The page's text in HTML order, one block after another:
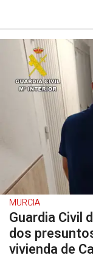
MURCIA
Guardia Civil
dos
vivienda de